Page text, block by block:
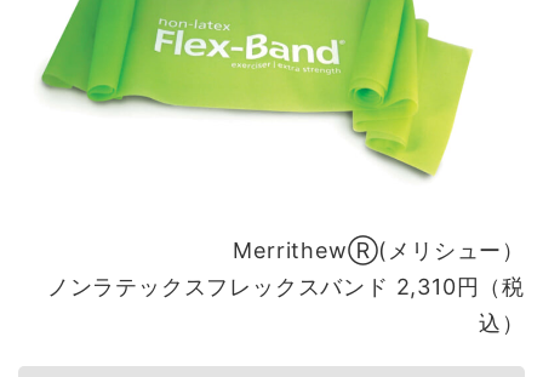
MerrithewⓇ(メリシュー）
ノンラテックスフレックスバンド 2,310円（税
込）